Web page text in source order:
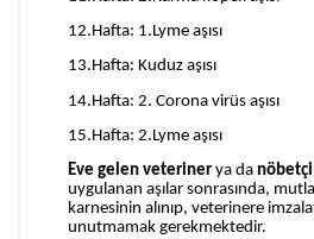
12.Hafta: 1.Lyme aşısı
13.Hafta: Kuduz aşısı
14.Hafta: 2. Corona virüs aşısı
15.Hafta: 2.Lyme aşısı
Eve gelen veteriner ya da
uygulanan aşılar sonrasında,
karnesinin alınıp, veterinere
unutmamak gerekmektedir.